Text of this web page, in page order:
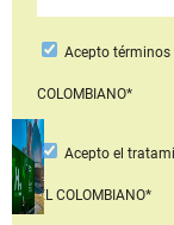
Aceptotérminos
COLOMBIANO*
Acepto el
EL COLOMBIANO*